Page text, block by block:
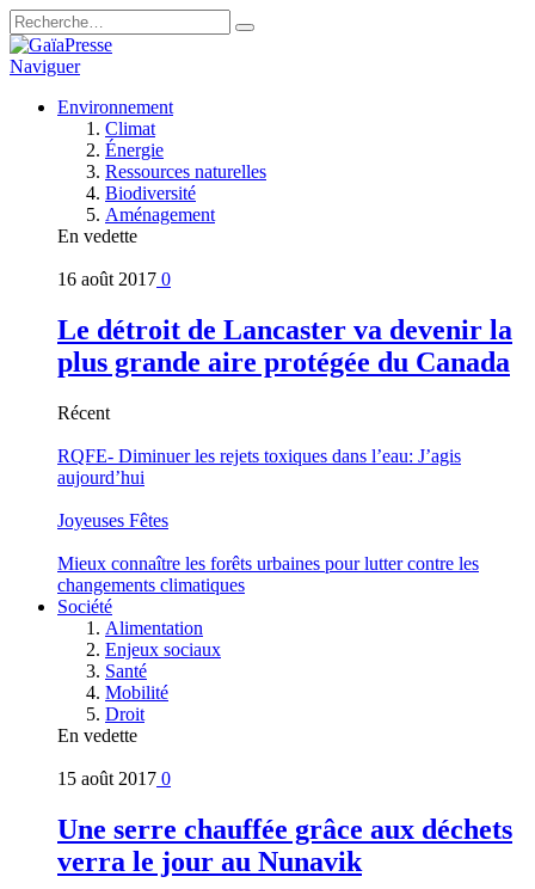
Naviguer
Environnement
Climat
Énergie
Ressources naturelles
Biodiversité
Aménagement
En vedette
16 août 2017 0
Le détroit de Lancaster va devenir la
plus grande aire protégée du Canada
Récent
RQFE- Diminuer les rejets toxiques dans l’eau: J’agis
aujourd’hui
Joyeuses Fêtes
Mieux connaître les forêts urbaines pour lutter contre les
changements climatiques
Société
Alimentation
Enjeux sociaux
Santé
Mobilité
Droit
En vedette
15 août 2017 0
Une serre chauffée grâce aux déchets
verra le jour au Nunavik